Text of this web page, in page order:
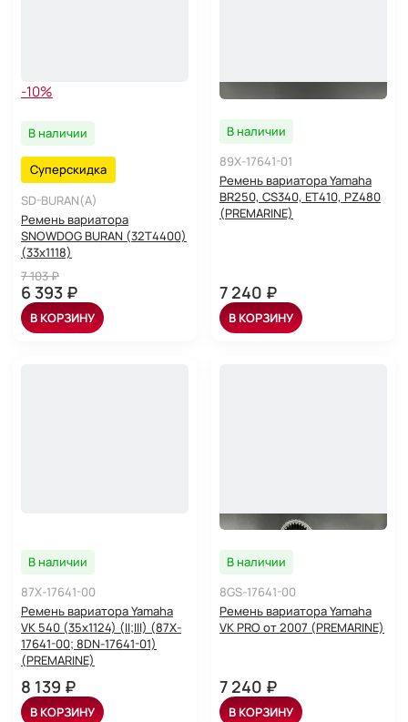
-10%
В наличии
Суперскидка
SD-BURAN(A)
Ремень вариатора
SNOWDOG BURAN (32T4400)
(33x1118)
7 103 ₽
6 393 ₽
В КОРЗИНУ
В наличии
89X-17641-01
Ремень вариатора Yamaha
BR250, CS340, ET410, PZ480
(PREMARINE)
7 240 ₽
В КОРЗИНУ
В наличии
87X-17641-00
Ремень вариатора Yamaha
VK 540 (35x1124) (II;III) (87X-
17641-00; 8DN-17641-01)
(PREMARINE)
8 139 ₽
В КОРЗИНУ
В наличии
8GS-17641-00
Ремень вариатора Yamaha
VK PRO от 2007 (PREMARINE)
7 240 ₽
В КОРЗИНУ